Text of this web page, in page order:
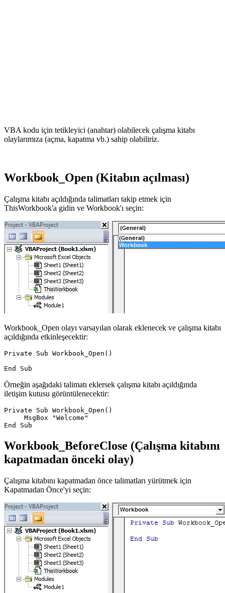
VBA kodu için tetikleyici (anahtar) olabilecek çalışma kitabı
olaylarımıza (açma, kapatma vb.) sahip olabiliriz.
Workbook_Open (Kitabın açılması)
Çalışma kitabı açıldığında talimatları takip etmek için
ThisWorkbook'a gidin ve Workbook'ı seçin:
Workbook_Open olayı varsayılan olarak eklenecek ve çalışma kitabı
açıldığında etkinleşecektir:
Private Sub Workbook_Open()
Örneğin aşağıdaki talimatı eklersek çalışma kitabı açıldığında
iletişim kutusu görüntülenecektir:
Private Sub Workbook_Open()
     MsgBox "Welcome"
Workbook_BeforeClose (Çalışma kitabını
kapatmadan önceki olay)
Çalışma kitabını kapatmadan önce talimatları yürütmek için
Kapatmadan Önce'yi seçin: